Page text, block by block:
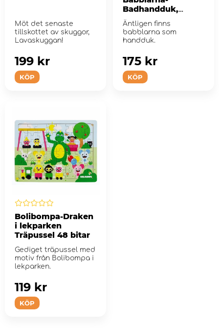
Möt det senaste
tillskottet av skuggor,
Lavaskuggan!
KÖP
199 kr
Badhandduk,
Himmel
Äntligen finns
babblarna som
handduk.
KÖP
175 kr
Bolibompa-Draken
i lekparken
Träpussel 48 bitar
Gediget träpussel med
motiv från Bolibompa i
lekparken.
KÖP
119 kr